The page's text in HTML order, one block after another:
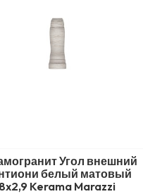
Угол внешний
белый матовый
8x2,9 Kerama Marazzi